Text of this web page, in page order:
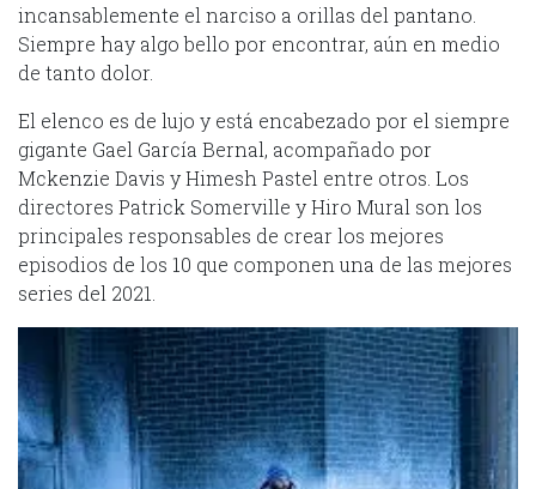
incansablemente el narciso a orillas del pantano.
Siempre hay algo bello por encontrar, aún en medio
de tanto dolor.
El elenco es de lujo y está encabezado por el siempre
gigante Gael García Bernal, acompañado por
Mckenzie Davis y Himesh Pastel entre otros. Los
directores Patrick Somerville y Hiro Mural son los
principales responsables de crear los mejores
episodios de los 10 que componen una de las mejores
series del 2021.